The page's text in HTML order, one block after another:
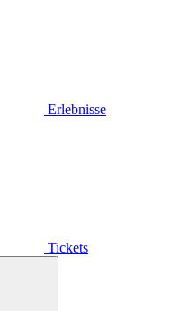
Erlebnisse
Tickets